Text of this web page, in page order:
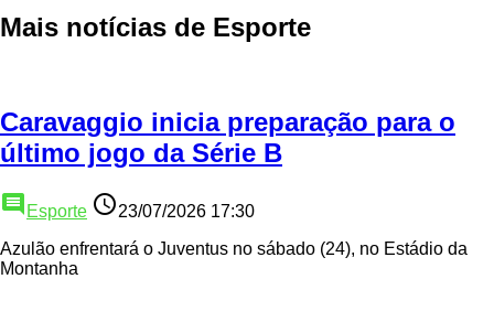
Mais notícias de Esporte
Caravaggio inicia preparação para o
último jogo da Série B
comment Esporte access_time23/07/2026 17:30
Azulão enfrentará o Juventus no sábado (24), no Estádio da
Montanha